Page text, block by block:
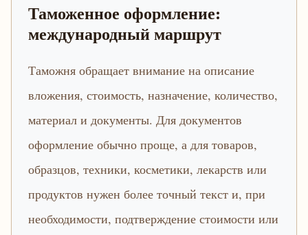
Таможенное оформление:
международный маршрут
Таможня обращает внимание на описание
вложения, стоимость, назначение, количество,
материал и документы. Для документов
оформление обычно проще, а для товаров,
образцов, техники, косметики, лекарств или
продуктов нужен более точный текст и, при
необходимости, подтверждение стоимости или